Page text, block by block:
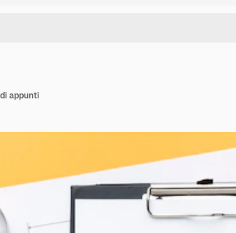
appunti